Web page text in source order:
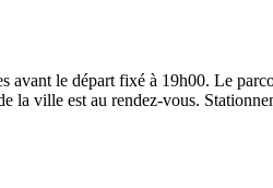
le départ fixé à 19h00. Le
la ville est au rendez-vous.